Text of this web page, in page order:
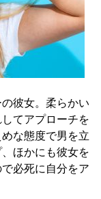
彼女。柔らかい
てアプローチを
な態度で男を立
ほかにも彼女を
必死に自分をア